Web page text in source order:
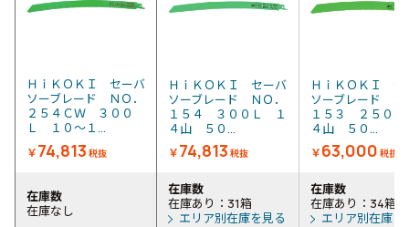
ＨｉＫＯＫＩ セーバ
ソーブレード ＮＯ．
２５４ＣＷ ３００
Ｌ １０～１...
￥74,813 税抜
ＨｉＫＯＫＩ セーバ
ソーブレード ＮＯ．
１５４ ３００Ｌ １
４山 ５０...
￥74,813 税抜
ＨｉＫＯＫＩ セ
ソーブレード Ｎ
１５３ ２５０
４山 ５０...
￥63,000 税抜
在庫数
在庫なし
在庫数
在庫あり：31箱
エリア別在庫を見る
在庫数
在庫あり：34箱
エリア別在庫を